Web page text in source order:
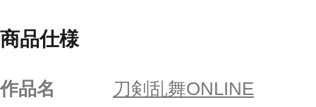
商品仕様
作品名 刀剣乱舞ONLINE